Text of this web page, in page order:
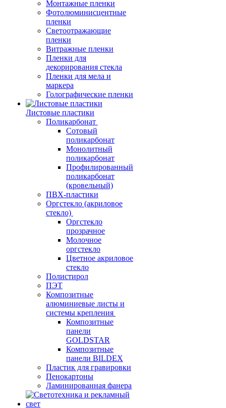
Монтажные пленки
Фотолюминисцентные
пленки
Светоотражающие
пленки
Витражные пленки
Пленки для
декорирования стекла
Пленки для мела и
маркера
Голографические пленки
Листовые пластики
Поликарбонат
Сотовый
поликарбонат
Монолитный
поликарбонат
Профилированный
поликарбонат
(кровельный)
ПВХ-пластики
Оргстекло (акриловое
стекло)
Оргстекло
прозрачное
Молочное
оргстекло
Цветное акриловое
стекло
Полистирол
ПЭТ
Композитные
алюминиевые листы и
системы крепления
Композитные
панели
GOLDSTAR
Композитные
панели BILDEX
Пластик для гравировки
Пенокартоны
Ламинированная фанера